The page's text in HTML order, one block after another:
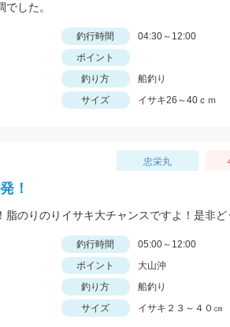
した。
釣行時間
04:30～12:00
ポイント
釣り方
船釣り
サイズ イサキ26～40ｃｍ
忠栄丸
！
のりのりイサキ大チャンスですよ！是非ど
釣行時間
05:00～12:00
ポイント
大山沖
釣り方
船釣り
サイズ イサキ２３～４０㎝